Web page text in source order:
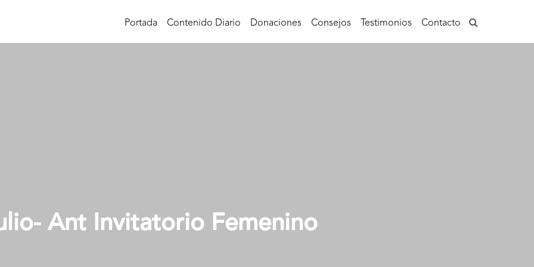
Portada Contenido Diario Donaciones Consejos Testimonios Contacto
Ant Invitatorio Femenino